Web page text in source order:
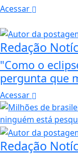
Acessar
Redação
"Como o
pergunta que
Acessar
Redação